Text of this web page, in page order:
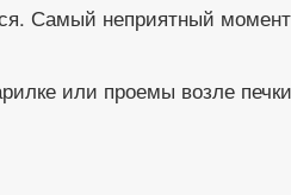
Самый неприятный
или проемы возле